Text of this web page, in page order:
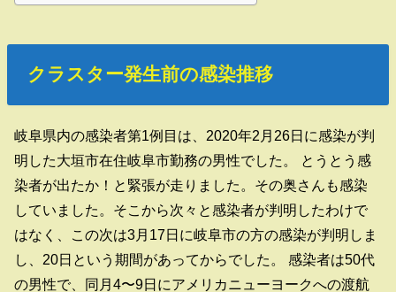
クラスター発生前の感染推移
岐阜県内の感染者第1例目は、2020年2月26日に感染が判
明した大垣市在住岐阜市勤務の男性でした。 とうとう感
染者が出たか！と緊張が走りました。その奥さんも感染
していました。そこから次々と感染者が判明したわけで
はなく、この次は3月17日に岐阜市の方の感染が判明しま
し、20日という期間があってからでした。 感染者は50代
の男性で、同月4〜9日にアメリカニューヨークへの渡航